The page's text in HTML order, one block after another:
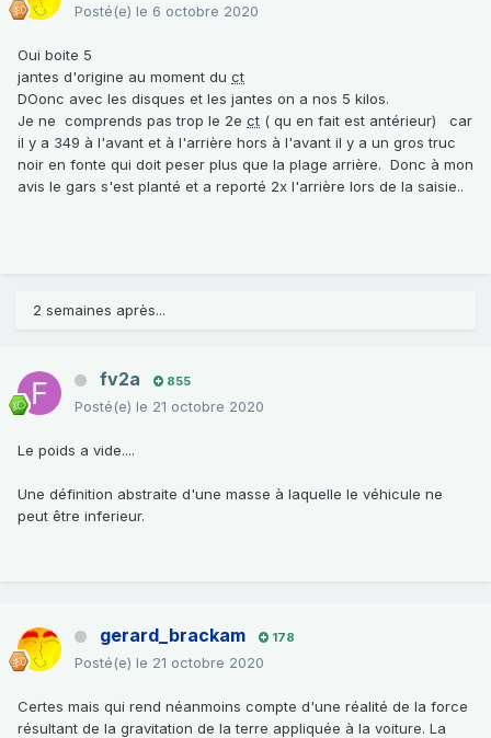
Posté(e) le 6 octobre 2020
Oui boite 5
jantes d'origine au moment du ct
DOonc avec les disques et les jantes on a nos 5 kilos.
Je ne comprends pas trop le 2e ct ( qu en fait est antérieur) car
il y a 349 à l'avant et à l'arrière hors à l'avant il y a un gros truc
noir en fonte qui doit peser plus que la plage arrière. Donc à mon
avis le gars s'est planté et a reporté 2x l'arrière lors de la saisie..
2 semaines après...
fv2a 855
Posté(e) le 21 octobre 2020
Le poids a vide....
Une définition abstraite d'une masse à laquelle le véhicule ne
peut être inferieur.
gerard_brackam 178
Posté(e) le 21 octobre 2020
Certes mais qui rend néanmoins compte d'une réalité de la force
résultant de la gravitation de la terre appliquée à la voiture. La